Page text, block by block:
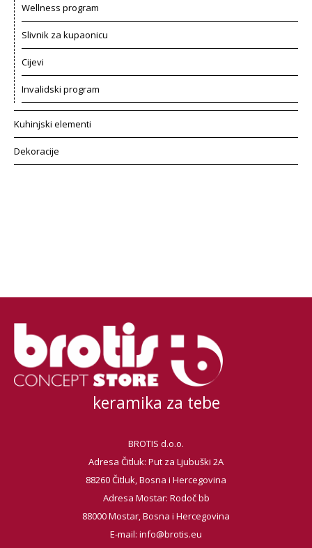
Wellness program
Slivnik za kupaonicu
Cijevi
Invalidski program
Kuhinjski elementi
Dekoracije
keramika za tebe
BROTIS d.o.o.
Adresa Čitluk: Put za Ljubuški 2A
88260 Čitluk, Bosna i Hercegovina
Adresa Mostar: Rodoč bb
88000 Mostar, Bosna i Hercegovina
E-mail: info@brotis.eu